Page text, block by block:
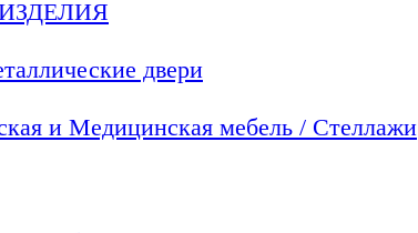
двери
и Медицинская мебель / Стеллажи